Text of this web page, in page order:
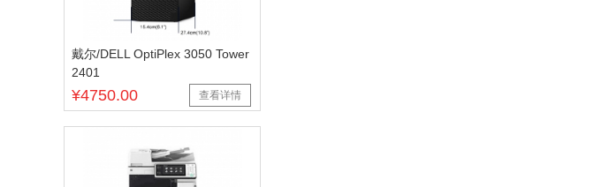
戴尔/DELL OptiPlex 3050 Tower
2401
¥4750.00 查看详情